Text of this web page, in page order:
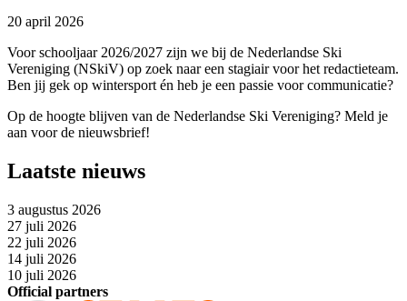
20 april 2026
Voor schooljaar 2026/2027 zijn we bij de Nederlandse Ski
Vereniging (NSkiV) op zoek naar een stagiair voor het redactieteam.
Ben jij gek op wintersport én heb je een passie voor communicatie?
Op de hoogte blijven van de Nederlandse Ski Vereniging? Meld je
aan voor de nieuwsbrief!
Laatste nieuws
3 augustus 2026
27 juli 2026
22 juli 2026
14 juli 2026
10 juli 2026
Official partners